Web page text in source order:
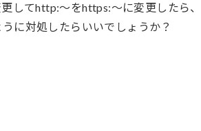
してhttp:～をhttps:～に変更したら
に対処したらいいでしょうか？